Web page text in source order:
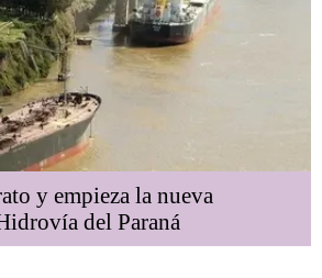
y empieza la nueva
del Paraná